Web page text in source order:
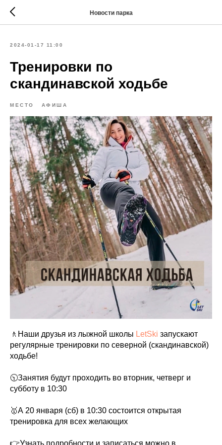
Новости парка
2024-01-17 11:00
Тренировки по
скандинавской ходьбе
МЕСТО АФИША
🚶Наши друзья из лыжной школы LetSki запускают
регулярные тренировки по северной (скандинавской)
ходьбе!
🕥Занятия будут проходить во вторник, четверг и
субботу в 10:30
🥇А 20 января (сб) в 10:30 состоится открытая
тренировка для всех желающих
👉Узнать подробности и записаться можно в